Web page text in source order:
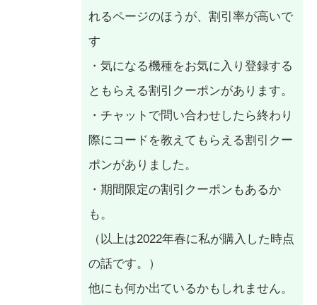
れるページのほうが、割引率が高いで
す
・気になる機種をお気に入り登録する
ともらえる割引クーポンがあります。
・チャットで問い合わせしたら終わり
際にコードを教えてもらえる割引クー
ポンがありました。
・期間限定の割引クーポンもあるか
も。
（以上は2022年春に私が購入した時点
の話です。）
他にも何か出ているかもしれません。